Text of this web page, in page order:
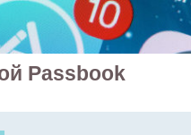
Passbook